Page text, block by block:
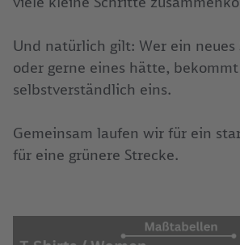
Und natürlich gilt: Wer ein
oder gerne eines hätte, bekommt
selbstverständlich eins.
Gemeinsam laufen wir für ein
für eine grünere Strecke.